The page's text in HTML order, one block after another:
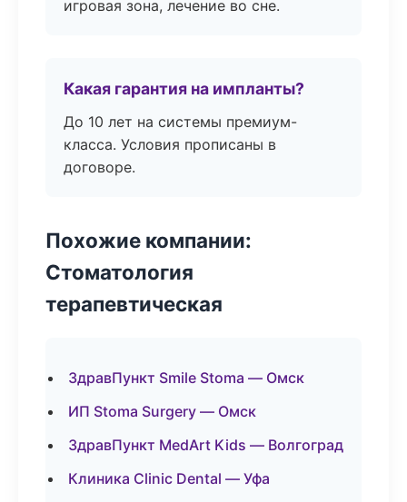
игровая зона, лечение во сне.
Какая гарантия на импланты?
До 10 лет на системы премиум-
класса. Условия прописаны в
договоре.
Похожие компании:
Стоматология
терапевтическая
ЗдравПункт Smile Stoma — Омск
ИП Stoma Surgery — Омск
ЗдравПункт MedArt Kids — Волгоград
Клиника Clinic Dental — Уфа